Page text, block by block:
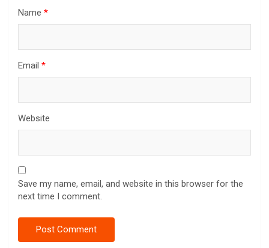
Name *
Email *
Website
Save my name, email, and website in this browser for the
next time I comment.